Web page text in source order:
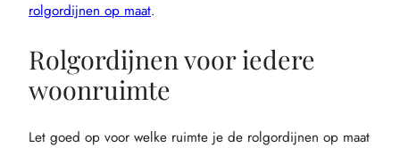
rolgordijnen op maat.
Rolgordijnen voor iedere
woonruimte
Let goed op voor welke ruimte je de rolgordijnen op maat